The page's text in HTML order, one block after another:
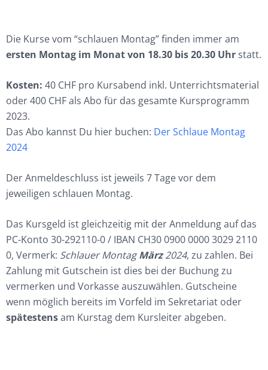
Die Kurse vom “schlauen Montag” finden immer am
ersten Montag im Monat von 18.30 bis 20.30 Uhr statt.
Kosten: 40 CHF pro Kursabend inkl. Unterrichtsmaterial
oder 400 CHF als Abo für das gesamte Kursprogramm
2023.
Das Abo kannst Du hier buchen: Der Schlaue Montag
2024
Der Anmeldeschluss ist jeweils 7 Tage vor dem
jeweiligen schlauen Montag.
Das Kursgeld ist gleichzeitig mit der Anmeldung auf das
PC-Konto 30-292110-0 / IBAN CH30 0900 0000 3029 2110
0, Vermerk: Schlauer MontagMärz2024, zu zahlen. Bei
Zahlung mit Gutschein ist dies bei der Buchung zu
vermerken und Vorkasse auszuwählen. Gutscheine
wenn möglich bereits im Vorfeld im Sekretariat oder
spätestensam Kurstag dem Kursleiter abgeben.